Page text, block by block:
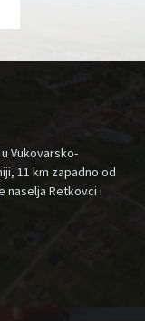
Vukovarsko-
11 km zapadno od
naselja Retkovci i